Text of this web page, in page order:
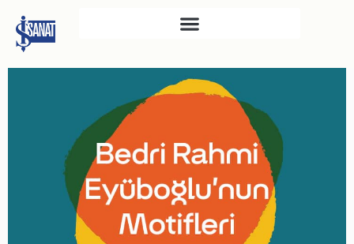
SAHNE SANATLARI
TÜRKIYE İŞ BANKASI
RESIM HEYKEL MÜZESI
TÜRKIYE İŞ BANKASI
MÜZESI
İKTISADI BAĞIMSIZLIK